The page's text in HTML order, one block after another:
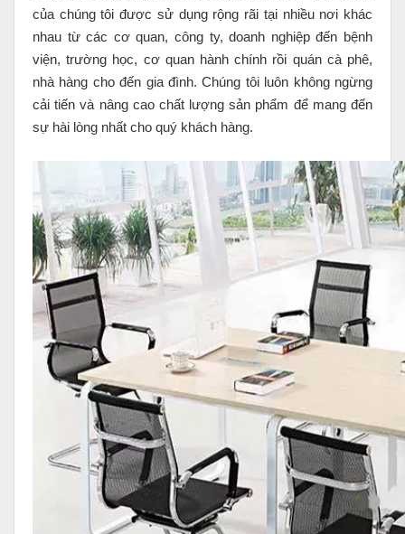
của chúng tôi được sử dụng rộng rãi tại nhiều nơi khác
nhau từ các cơ quan, công ty, doanh nghiệp đến bệnh
viện, trường học, cơ quan hành chính rồi quán cà phê,
nhà hàng cho đến gia đình. Chúng tôi luôn không ngừng
cải tiến và nâng cao chất lượng sản phẩm để mang đến
sự hài lòng nhất cho quý khách hàng.